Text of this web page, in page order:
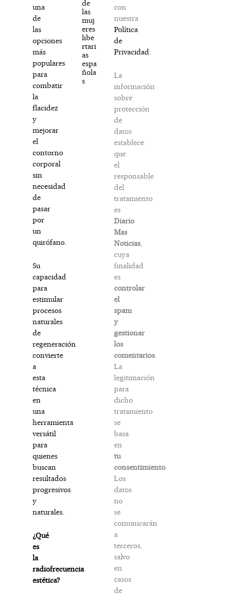
una
de
las
opciones
más
populares
para
combatir
la
flacidez
y
mejorar
el
contorno
corporal
sin
necesidad
de
pasar
por
un
quirófano.
Su
capacidad
para
estimular
procesos
naturales
de
regeneración
convierte
a
esta
técnica
en
una
herramienta
versátil
para
quienes
buscan
resultados
progresivos
y
naturales.
¿Qué
es
la
radiofrecuencia
estética?
de
las
muj
eres
libe
rtari
as
espa
ñola
s
con
nuestra
Política
de
Privacidad
La
información
sobre
protección
de
datos
establece
que
el
responsable
del
tratamiento
es
Diario
Mas
Noticias,
cuya
finalidad
es
controlar
el
spam
y
gestionar
los
comentarios.
La
legitimación
para
dicho
tratamiento
se
basa
en
tu
consentimiento.
Los
datos
no
se
comunicarán
a
terceros,
salvo
en
casos
de